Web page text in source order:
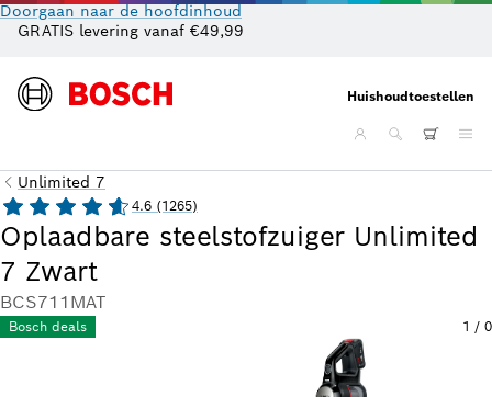
Doorgaan naar de hoofdinhoud
GRATIS levering vanaf €49,99
Huishoudtoestellen
Unlimited 7
Oplaadbare steelstofzuiger Unlimited
7 Zwart
BCS711MAT
4.6 (1265)
Bosch deals 1 / 0